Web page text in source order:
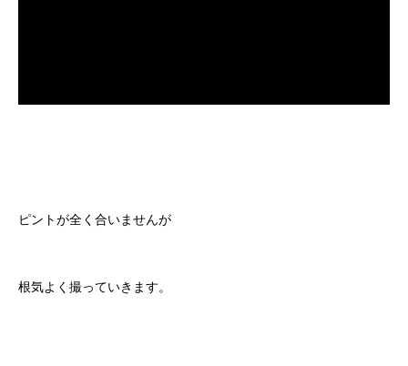
ピントが全く合いませんが
根気よく撮っていきます。